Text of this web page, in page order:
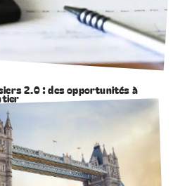
2.0 : des opportunités à